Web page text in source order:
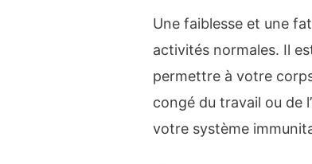
Une faiblesse et une
activités normales. Il
permettre à votre
congé du travail ou de
votre système